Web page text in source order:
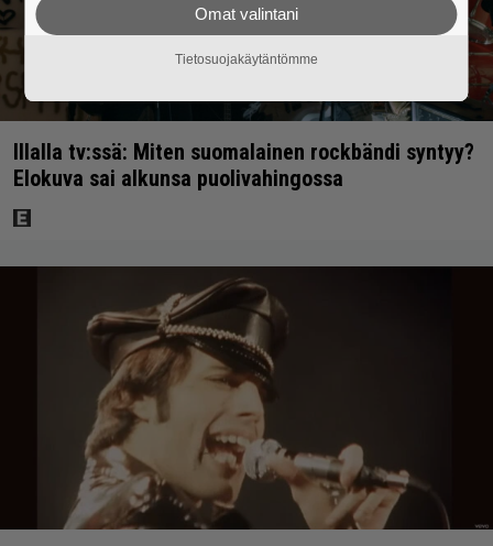
Illalla tv:ssä: Miten suomalainen rockbändi syntyy?
Elokuva sai alkunsa puolivahingossa
Omat valintani
Tietosuojakäytäntömme